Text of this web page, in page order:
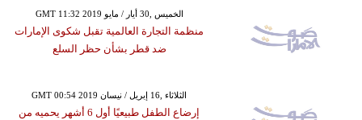
GMT 11:32 2019 الخميس ,30 أيار / مايو
منظمة التجارة العالمية تقبل شكوى الإمارات
ضد قطر بشأن حظر السلع
GMT 00:54 2019 الثلاثاء ,16 إبريل / نيسان
إرضاع الطفل طبيعيًا أول 6 أشهر يحميه من